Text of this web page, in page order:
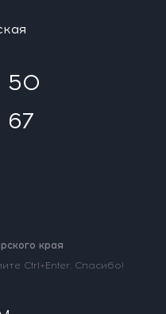
50
67
края
Ctrl+Enter. Спасибо!